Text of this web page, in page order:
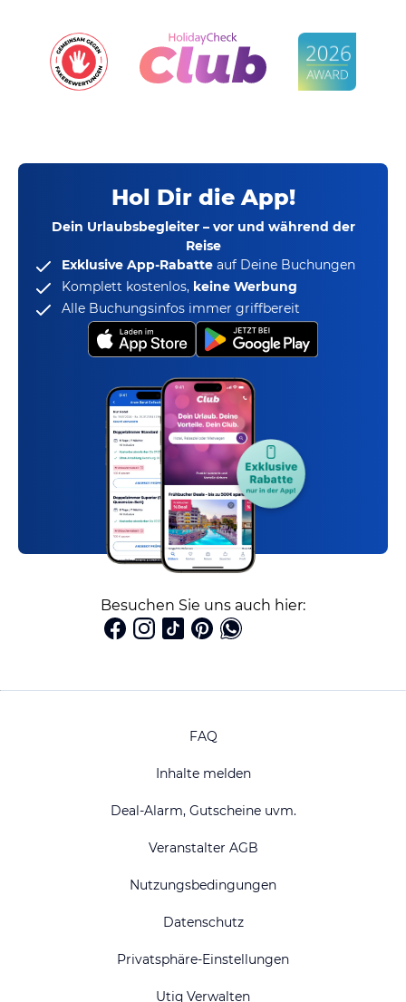
Hol Dir die App!
Dein Urlaubsbegleiter – vor und während der
Reise
Exklusive App-Rabatte auf Deine Buchungen
Komplett kostenlos, keine Werbung
Alle Buchungsinfos immer griffbereit
Besuchen Sie uns auch hier:
FAQ
Inhalte melden
Deal-Alarm, Gutscheine uvm.
Veranstalter AGB
Nutzungsbedingungen
Datenschutz
Privatsphäre-Einstellungen
Utiq Verwalten